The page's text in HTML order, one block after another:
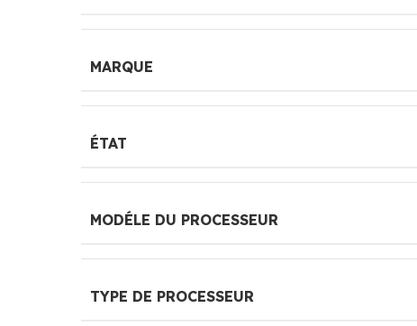
MARQUE
ÉTAT
MODÉLE DU PROCESSEUR
TYPE DE PROCESSEUR